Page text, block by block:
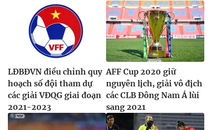
LĐBĐVN điều chỉnh quy
hoạch số đội tham dự
các giải VĐQG giai đoạn
2021-2023
AFF Cup 2020 giữ
nguyên lịch, giải vô địch
các CLB Đông Nam Á lùi
sang 2021